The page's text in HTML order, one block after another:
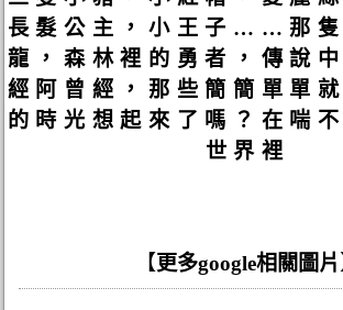
長髮公主，小王子……那隻
龍，森林裡的勇者，傳說
經阿曾經，那些簡簡單單
的時光想起來了嗎？在喘
世界裡
【更多google相關圖片